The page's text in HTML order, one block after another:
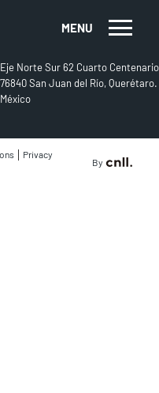
MENU
Eje Norte Sur 62 Cuarto Centenario
76840 San Juan del Río, Querétaro.
México
| Privacy
By